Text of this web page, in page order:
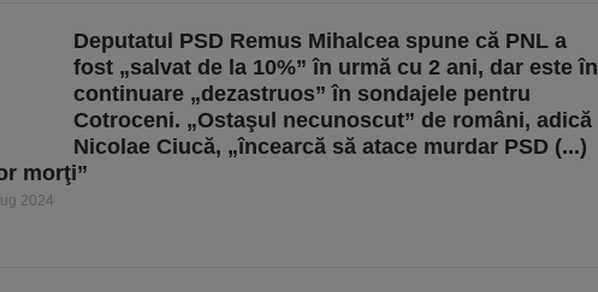
Deputatul PSD Remus Mihalcea spune că PNL a
fost „salvat de la 10%” în urmă cu 2 ani, dar este în
continuare „dezastruos” în sondajele pentru
Cotroceni. „Ostaşul necunoscut” de români, adică
Nicolae Ciucă, „încearcă să atace murdar PSD (...)
morţi”
2024